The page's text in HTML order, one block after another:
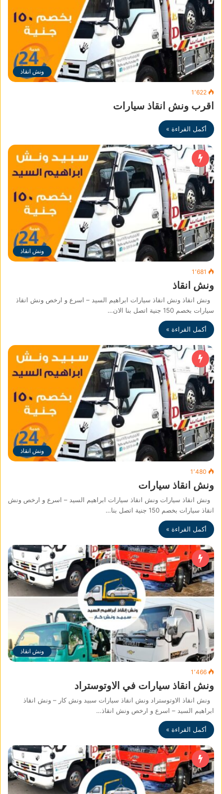
ونش انقاذ
1٬622
اقرب ونش انقاذ سيارات
أكمل القراءة »
ونش انقاذ
1٬681
ونش انقاذ
ونش انقاذ ونش انقاذ سيارات ابراهيم السيد – اسرع و ارخص ونش انقاذ
سيارات بخصم 150 جنية اتصل بنا الان…
أكمل القراءة »
ونش انقاذ
1٬480
ونش انقاذ سيارات
ونش انقاذ سيارات ونش انقاذ سيارات ابراهيم السيد – اسرع و ارخص ونش
انقاذ سيارات بخصم 150 جنية اتصل بنا…
أكمل القراءة »
ونش انقاذ
1٬466
ونش انقاذ سيارات في الاوتوستراد
ونش انقاذ الاوتوستراد ونش انقاذ سيارات سبيد ونش كار – ونش انقاذ
ابراهيم السيد – اسرع و ارخص ونش انقاذ…
أكمل القراءة »